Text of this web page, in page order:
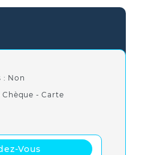
: Non
Chèque - Carte
Vous